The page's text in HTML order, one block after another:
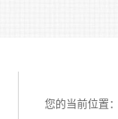
您的当前位置：